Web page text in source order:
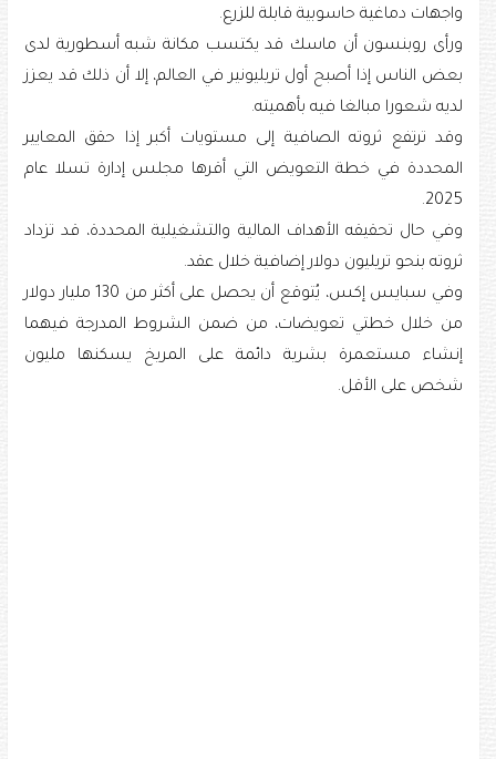
واجهات دماغية حاسوبية قابلة للزرع.
ورأى روبنسون أن ماسك قد يكتسب مكانة شبه أسطورية لدى
بعض الناس إذا أصبح أول تريليونير في العالم، إلا أن ذلك قد يعزز
لديه شعورا مبالغا فيه بأهميته.
وقد ترتفع ثروته الصافية إلى مستويات أكبر إذا حقق المعايير
المحددة في خطة التعويض التي أقرها مجلس إدارة تسلا عام
2025.
وفي حال تحقيقه الأهداف المالية والتشغيلية المحددة، قد تزداد
ثروته بنحو تريليون دولار إضافية خلال عقد.
وفي سبايس إكس، يُتوقع أن يحصل على أكثر من 130 مليار دولار
من خلال خطتي تعويضات، من ضمن الشروط المدرجة فيهما
إنشاء مستعمرة بشرية دائمة على المريخ يسكنها مليون
شخص على الأقل.